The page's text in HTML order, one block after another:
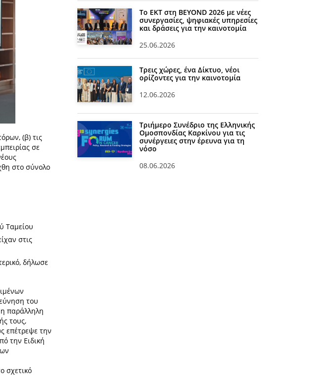
(β) τις
σε
στο σύνολο
Ταμείου
στις
δήλωσε
του
παράλληλη
τους,
επέτρεψε την
την Ειδική
σχετικό
Το ΕΚΤ στη BEYOND 2026 με νέες
συνεργασίες, ψηφιακές υπηρεσίες
και δράσεις για την καινοτομία
25.06.2026
Τρεις χώρες, ένα Δίκτυο, νέοι
ορίζοντες για την καινοτομία
12.06.2026
Τριήμερο Συνέδριο της Ελληνικής
Ομοσπονδίας Καρκίνου για τις
συνέργειες στην έρευνα για τη
νόσο
08.06.2026